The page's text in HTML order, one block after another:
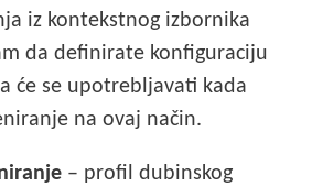
iz kontekstnog izbornika
da definirate konfiguraciju
će se upotrebljavati kada
na ovaj način.
– profil dubinskog